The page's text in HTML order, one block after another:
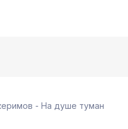
- На душе туман